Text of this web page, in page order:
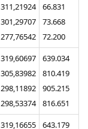
311,21924
301,29707
277,76542
66.831
73.668
72.200
319,60697
305,83982
298,11892
298,53374
639.034
810.419
905.215
816.651
319,16655
643.179